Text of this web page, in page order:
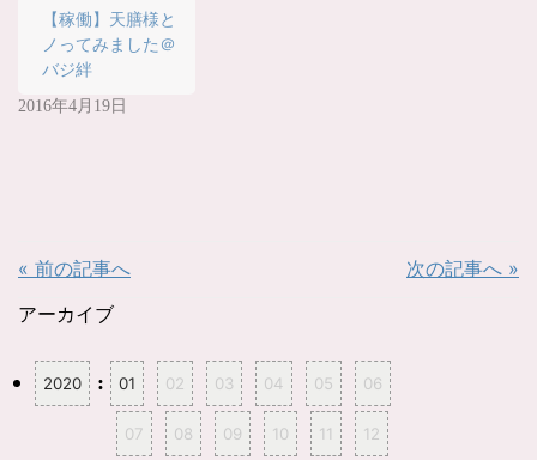
き
ま
す
)
【稼働】天膳様と
ノってみました＠
バジ絆
2016年4月19日
« 前の記事へ 次の記事へ »
アーカイブ
2020 : 01 02 03 04 05 06
07 08 09 10 11 12